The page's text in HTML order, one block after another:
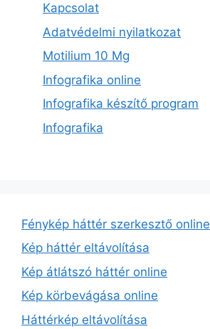
Kapcsolat
Adatvédelmi nyilatkozat
Motilium 10 Mg
Infografika online
Infografika készítő program
Infografika
Fénykép háttér szerkesztő online
Kép háttér eltávolítása
Kép átlátszó háttér online
Kép körbevágása online
Háttérkép eltávolítása